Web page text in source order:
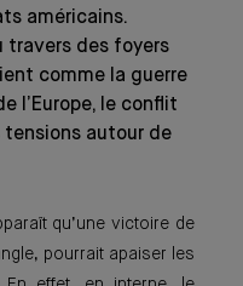
américains.
travers des foyers
comme la guerre
l’Europe, le conflit
tensions autour de
qu’une victoire de
pourrait apaiser les